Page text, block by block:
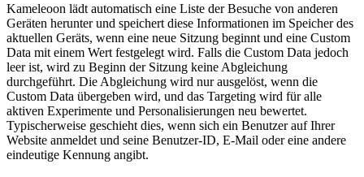
Kameleoon lädt automatisch eine Liste der Besuche von anderen
Geräten herunter und speichert diese Informationen im Speicher des
aktuellen Geräts, wenn eine neue Sitzung beginnt und eine Custom
Data mit einem Wert festgelegt wird. Falls die Custom Data jedoch
leer ist, wird zu Beginn der Sitzung keine Abgleichung
durchgeführt. Die Abgleichung wird nur ausgelöst, wenn die
Custom Data übergeben wird, und das Targeting wird für alle
aktiven Experimente und Personalisierungen neu bewertet.
Typischerweise geschieht dies, wenn sich ein Benutzer auf Ihrer
Website anmeldet und seine Benutzer-ID, E-Mail oder eine andere
eindeutige Kennung angibt.